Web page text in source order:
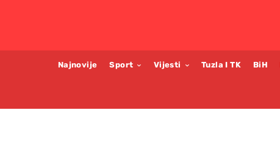
Najnovije Sport Vijesti Tuzla I TK BiH